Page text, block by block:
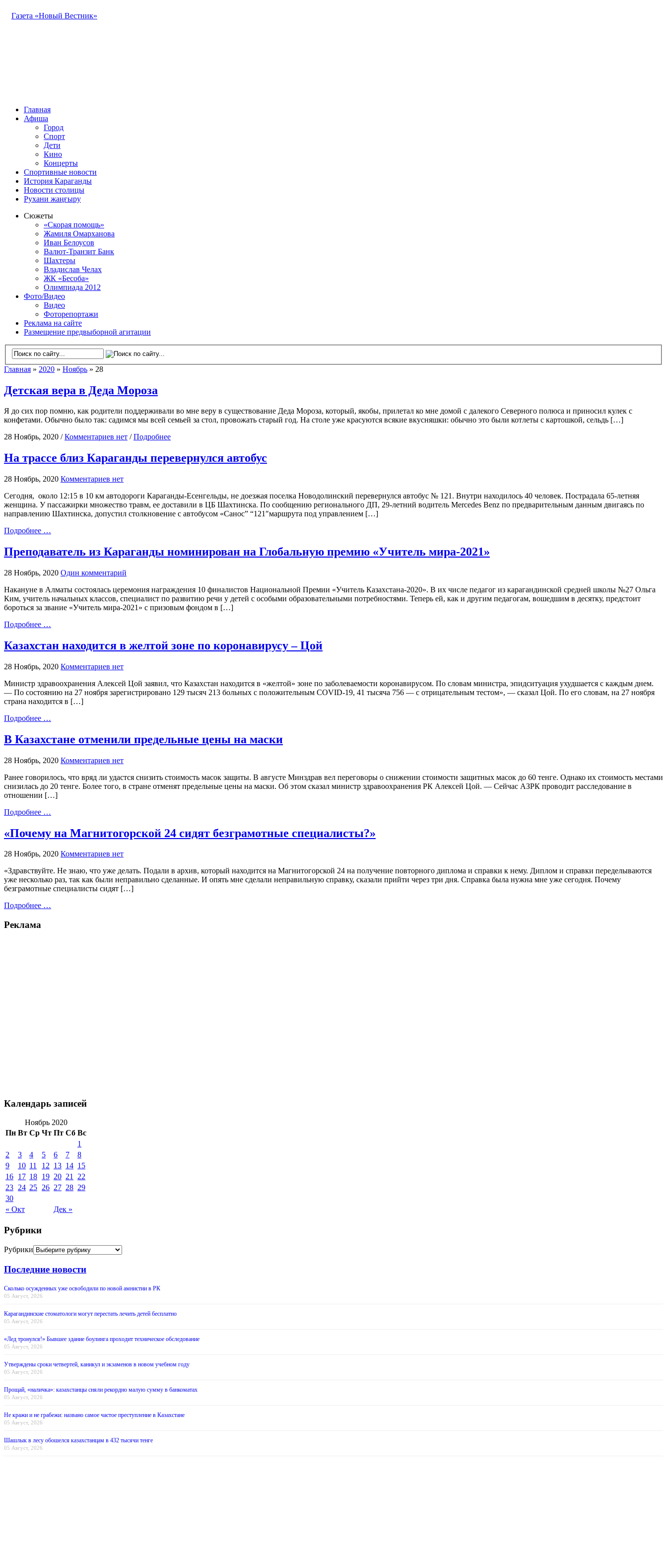
Газета «Новый Вестник»
Главная
Афиша
Город
Спорт
Дети
Кино
Концерты
Спортивные новости
История Караганды
Новости столицы
Рухани жаңғыру
Сюжеты
«Скорая помощь»
Жамиля Омарханова
Иван Белоусов
Валют-Транзит Банк
Шахтеры
Владислав Челах
ЖК «Бесоба»
Олимпиада 2012
Фото/Видео
Видео
Фоторепортажи
Реклама на сайте
Размещение предвыборной агитации
Главная » 2020 » Ноябрь » 28
Детская вера в Деда Мороза
Я до сих пор помню, как родители поддерживали во мне веру в существование Деда Мороза, который, якобы, прилетал ко мне домой с далекого Северного полюса и приносил кулек с
конфетами. Обычно было так: садимся мы всей семьей за стол, провожать старый год. На столе уже красуются всякие вкусняшки: обычно это были котлеты с картошкой, сельдь […]
28 Ноябрь, 2020 /Комментариев нет /Подробнее
На трассе близ Караганды перевернулся автобус
28 Ноябрь, 2020 Комментариев нет
Сегодня, около 12:15 в 10 км автодороги Караганды-Есенгельды, не доезжая поселка Новодолинский перевернулся автобус № 121. Внутри находилось 40 человек. Пострадала 65-летняя
женщина. У пассажирки множество травм, ее доставили в ЦБ Шахтинска. По сообщению регионального ДП, 29-летний водитель Mercedes Benz по предварительным данным двигаясь по
направлению Шахтинска, допустил столкновение с автобусом «Санос” “121″маршрута под управлением […]
Подробнее …
Преподаватель из Караганды номинирован на Глобальную премию «Учитель мира-2021»
28 Ноябрь, 2020 Один комментарий
Накануне в Алматы состоялась церемония награждения 10 финалистов Национальной Премии «Учитель Казахстана-2020». В их числе педагог из карагандинской средней школы №27 Ольга
Ким, учитель начальных классов, специалист по развитию речи у детей с особыми образовательными потребностями. Теперь ей, как и другим педагогам, вошедшим в десятку, предстоит
бороться за звание «Учитель мира-2021» с призовым фондом в […]
Подробнее …
Казахстан находится в желтой зоне по коронавирусу – Цой
28 Ноябрь, 2020 Комментариев нет
Министр здравоохранения Алексей Цой заявил, что Казахстан находится в «желтой» зоне по заболеваемости коронавирусом. По словам министра, эпидситуация ухудшается с каждым днем.
— По состоянию на 27 ноября зарегистрировано 129 тысяч 213 больных с положительным COVID-19, 41 тысяча 756 — с отрицательным тестом», — сказал Цой. По его словам, на 27 ноября
страна находится в […]
Подробнее …
В Казахстане отменили предельные цены на маски
28 Ноябрь, 2020 Комментариев нет
Ранее говорилось, что вряд ли удастся снизить стоимость масок защиты. В августе Минздрав вел переговоры о снижении стоимости защитных масок до 60 тенге. Однако их стоимость местами
снизилась до 20 тенге. Более того, в стране отменят предельные цены на маски. Об этом сказал министр здравоохранения РК Алексей Цой. — Сейчас АЗРК проводит расследование в
отношении […]
Подробнее …
«Почему на Магнитогорской 24 сидят безграмотные специалисты?»
28 Ноябрь, 2020 Комментариев нет
«Здравствуйте. Не знаю, что уже делать. Подали в архив, который находится на Магнитогорской 24 на получение повторного диплома и справки к нему. Диплом и справки переделываются
уже несколько раз, так как были неправильно сделанные. И опять мне сделали неправильную справку, сказали прийти через три дня. Справка была нужна мне уже сегодня. Почему
безграмотные специалисты сидят […]
Подробнее …
Реклама
Календарь записей
Ноябрь 2020
Пн Вт Ср Чт Пт Сб Вс
« Окт Дек »
1
2
3 4 5 6 7
8
9
10 11 12 13 14 15
16 17 18 19 20 21
22
23 24 25 26 27 28 29
30
Рубрики
Рубрики
Последние новости
Сколько осужденных уже освободили по новой амнистии в РК
05 Август, 2026
Карагандинские стоматологи могут перестать лечить детей бесплатно
05 Август, 2026
«Лед тронулся!» Бывшее здание боулинга проходит техническое обследование
05 Август, 2026
Утверждены сроки четвертей, каникул и экзаменов в новом учебном году
05 Август, 2026
Прощай, «наличка»: казахстанцы сняли рекордно малую сумму в банкоматах
05 Август, 2026
Не кражи и не грабежи: названо самое частое преступление в Казахстане
05 Август, 2026
Шашлык в лесу обошелся казахстанцам в 432 тысячи тенге
05 Август, 2026